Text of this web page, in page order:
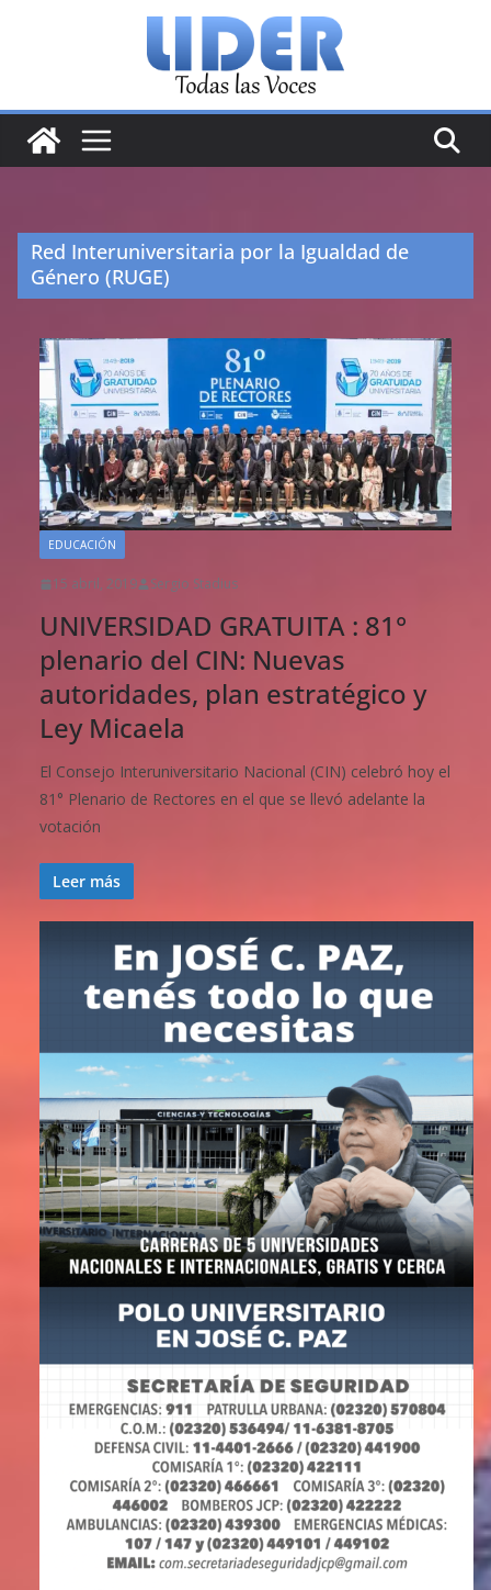
Red Interuniversitaria por la Igualdad de
Género (RUGE)
EDUCACIÓN
15 abril, 2019 Sergio Stadius
UNIVERSIDAD GRATUITA : 81°
plenario del CIN: Nuevas
autoridades, plan estratégico y
Ley Micaela
El Consejo Interuniversitario Nacional (CIN) celebró hoy el
81° Plenario de Rectores en el que se llevó adelante la
votación
Leer más